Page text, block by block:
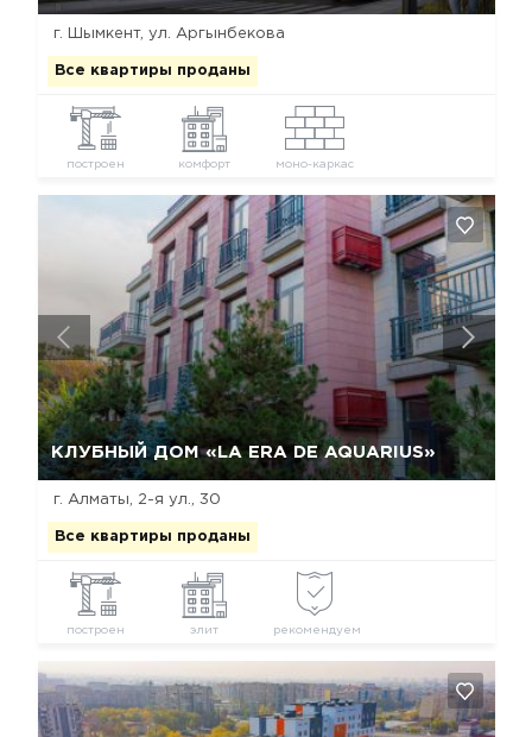
г. Шымкент, ул. Аргынбекова
Все квартиры проданы
построен комфорт моно-каркас
КЛУБНЫЙ ДОМ «LA ERA DE AQUARIUS»
г. Алматы, 2-я ул., 30
Все квартиры проданы
построен элит рекомендуем